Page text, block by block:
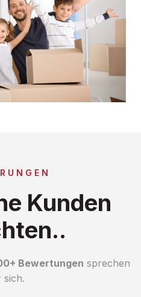
Kunden
Bewertungen sprechen
sich.